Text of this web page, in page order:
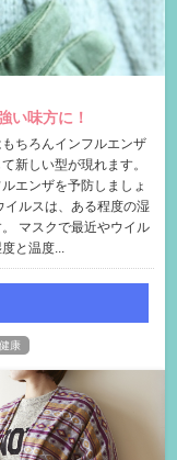
い味方に！
ちろんインフルエンザ
新しい型が現れます。
エンザを予防しましょ
ルスは、ある程度の湿
マスクで最近やウイル
と温度...
健康